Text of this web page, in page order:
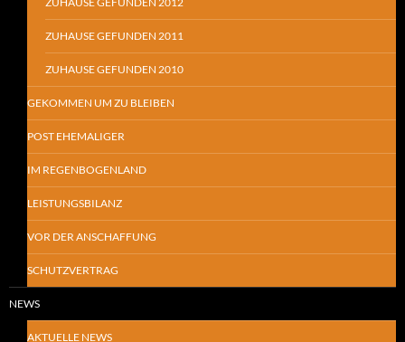
ZUHAUSE GEFUNDEN 2011
ZUHAUSE GEFUNDEN 2010
GEKOMMEN UM ZU BLEIBEN
POST EHEMALIGER
IM REGENBOGENLAND
LEISTUNGSBILANZ
VOR DER ANSCHAFFUNG
SCHUTZVERTRAG
NEWS
AKTUELLE NEWS